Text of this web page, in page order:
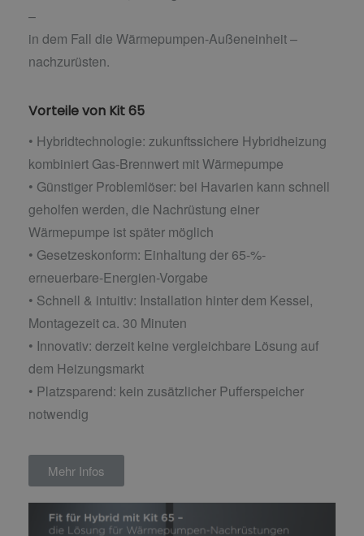
–
in dem Fall die Wärmepumpen-Außeneinheit –
nachzurüsten.
Vorteile von Kit 65
• Hybridtechnologie: zukunftssichere Hybridheizung
kombiniert Gas-Brennwert mit Wärmepumpe
• Günstiger Problemlöser: bei Havarien kann schnell
geholfen werden, die Nachrüstung einer
Wärmepumpe ist später möglich
• Gesetzeskonform: Einhaltung der 65-%-
erneuerbare-Energien-Vorgabe
• Schnell & intuitiv: Installation hinter dem Kessel,
Montagezeit ca. 30 Minuten
• Innovativ: derzeit keine vergleichbare Lösung auf
dem Heizungsmarkt
• Platzsparend: kein zusätzlicher Pufferspeicher
notwendig
Mehr Infos